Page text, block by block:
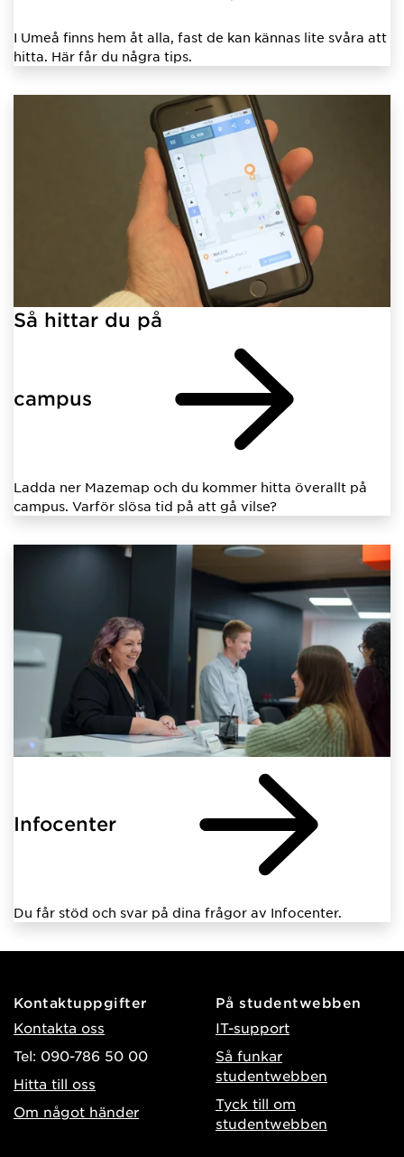
I Umeå finns hem åt alla, fast de kan kännas lite svåra att
hitta. Här får du några tips.
Så hittar du på
campus
Ladda ner Mazemap och du kommer hitta överallt på
campus. Varför slösa tid på att gå vilse?
Infocenter
Du får stöd och svar på dina frågor av Infocenter.
Kontaktuppgifter
Kontakta oss
Tel: 090-786 50 00
Hitta till oss
Om något händer
På studentwebben
IT-support
Så funkar
studentwebben
Tyck till om
studentwebben